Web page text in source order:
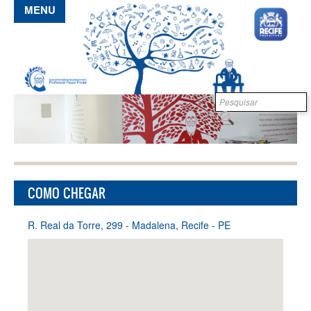
Pular para o conteúdo principal
Formulário de
busca
MENU
COMO CHEGAR
R. Real da Torre, 299 - Madalena, Recife - PE